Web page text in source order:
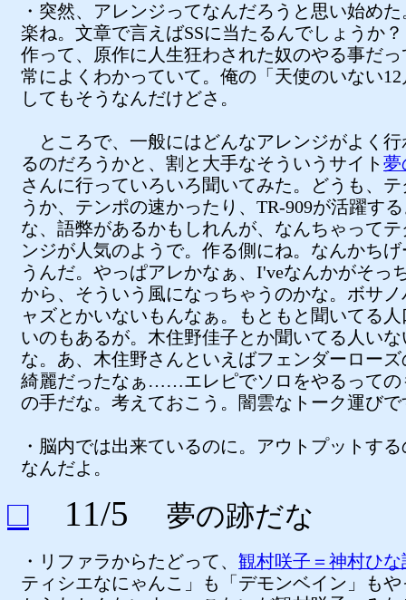
・突然、アレンジってなんだろうと思い始め
楽ね。文章で言えばSSに当たるんでしょうか
作って、原作に人生狂わされた奴のやる事だ
常によくわかっていて。俺の「天使のいない
してもそうなんだけどさ。
ところで、一般にはどんなアレンジがよく行
るのだろうかと、割と大手なそういうサイト 夢
さんに行っていろいろ聞いてみた。どうも、
うか、テンポの速かったり、TR-909が活躍す
な、語弊があるかもしれんが、なんちゃって
ンジが人気のようで。作る側にね。なんかち
うんだ。やっぱアレかなぁ、I'veなんかがそっ
から、そういう風になっちゃうのかな。ボサ
ャズとかいないもんなぁ。もともと聞いてる
いのもあるが。木住野佳子とか聞いてる人い
な。あ、木住野さんといえばフェンダーロー
綺麗だったなぁ……エレピでソロをやるっての
の手だな。考えておこう。闇雲なトーク運びで
・脳内では出来ているのに。アウトプットす
なんだよ。
□ 11/5 夢の跡だな
・リファラからたどって、 観村咲子＝神村ひな
ティシエなにゃんこ」も「デモンベイン」も